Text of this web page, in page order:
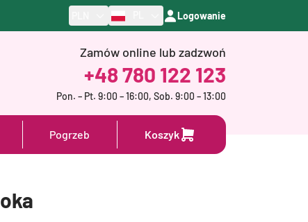
Logowanie
Zamów online lub zadzwoń
+48 780 122 123
Pon. – Pt. 9:00 – 16:00, Sob. 9:00 – 13:00
Pogrzeb Koszyk